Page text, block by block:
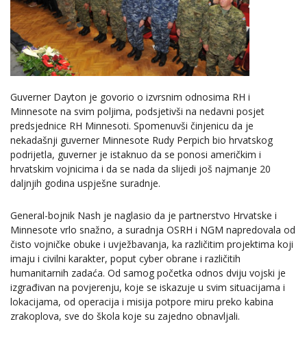
Guverner Dayton je govorio o izvrsnim odnosima RH i
Minnesote na svim poljima, podsjetivši na nedavni posjet
predsjednice RH Minnesoti. Spomenuvši činjenicu da je
nekadašnji guverner Minnesote Rudy Perpich bio hrvatskog
podrijetla, guverner je istaknuo da se ponosi američkim i
hrvatskim vojnicima i da se nada da slijedi još najmanje 20
daljnjih godina uspješne suradnje.
General-bojnik Nash je naglasio da je partnerstvo Hrvatske i
Minnesote vrlo snažno, a suradnja OSRH i NGM napredovala od
čisto vojničke obuke i uvježbavanja, ka različitim projektima koji
imaju i civilni karakter, poput cyber obrane i različitih
humanitarnih zadaća. Od samog početka odnos dviju vojski je
izgrađivan na povjerenju, koje se iskazuje u svim situacijama i
lokacijama, od operacija i misija potpore miru preko kabina
zrakoplova, sve do škola koje su zajedno obnavljali.